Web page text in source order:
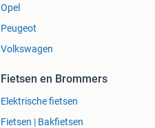
Opel
Peugeot
Volkswagen
Fietsen en Brommers
Elektrische fietsen
Fietsen | Bakfietsen